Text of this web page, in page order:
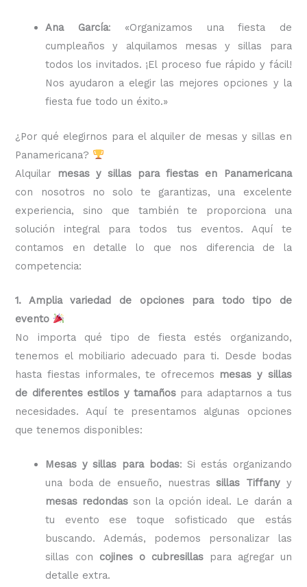
Ana García: «Organizamos una fiesta de
cumpleaños y alquilamos mesas y sillas para
todos los invitados. ¡El proceso fue rápido y fácil!
Nos ayudaron a elegir las mejores opciones y la
fiesta fue todo un éxito.»
¿Por qué elegirnos para el alquiler de mesas y sillas en
Panamericana?
Alquilar
mesas y sillas para fiestas en Panamericana
con nosotros no solo te garantizas, una excelente
experiencia, sino que también te proporciona una
solución integral para todos tus eventos. Aquí te
contamos en detalle lo que nos diferencia de la
competencia:
1. Amplia variedad de opciones para todo tipo de
evento
No importa qué tipo de fiesta estés organizando,
tenemos el mobiliario adecuado para ti. Desde bodas
hasta fiestas informales, te ofrecemos mesas y sillas
de diferentes estilos y tamaños para adaptarnos a tus
necesidades. Aquí te presentamos algunas opciones
que tenemos disponibles:
Mesas y sillas para bodas: Si estás organizando
una boda de ensueño, nuestrassillas Tiffanyy
mesas redondas son la opción ideal. Le darán a
tu evento ese toque sofisticado que estás
buscando. Además, podemos personalizar las
sillas con cojines o cubresillaspara agregar un
detalle extra.